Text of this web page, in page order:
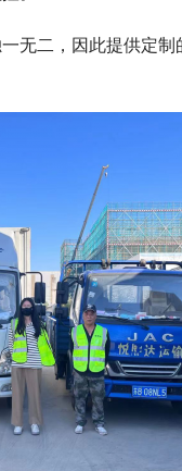
无二，因此提供定
压力持续激增？2026
中式新能源并网核心